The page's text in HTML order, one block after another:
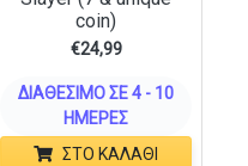
coin)
€24,99
ΔΙΑΘΈΣΙΜΟ ΣΕ 4 - 10
ΗΜΈΡΕΣ
ΣΤΟ ΚΑΛΆΘΙ